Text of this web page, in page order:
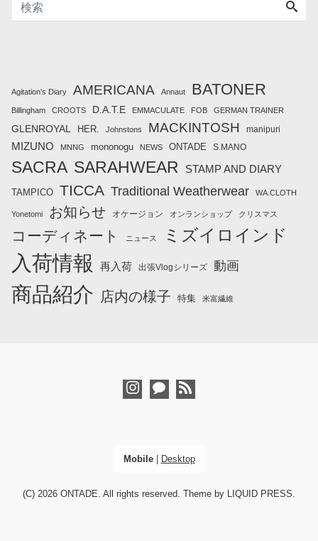
Agitation's Diary AMERICANA Annaut BATONER
Billingham CROOTS D.A.T.E EMMACULATE FOB GERMAN TRAINER
GLENROYAL HER. Johnstons MACKINTOSH manipuri
MIZUNO MNNG mononogu NEWS ONTADE S.MANO
SACRA SARAHWEAR STAMP AND DIARY
TAMPICO TICCA Traditional Weatherwear WA.CLOTH
Yonetomi お知らせ オケージョン オンランショップ クリスマス
コーディネート ニュース ミズイロインド
入荷情報 再入荷 出張Vlogシリーズ 動画
商品紹介 店内の様子 特集 米富繊維
Mobile| Desktop
(C) 2026 ONTADE . All rights reserved. Theme by LIQUID PRESS